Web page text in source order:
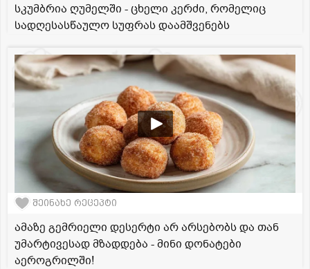
სკუმბრია ღუმელში - ცხელი კერძი, რომელიც
სადღესასწაულო სუფრას დაამშვენებს
შეინახე რეცეპტი
ამაზე გემრიელი დესერტი არ არსებობს და თან
უმარტივესად მზადდება - მინი დონატები
აეროგრილში!